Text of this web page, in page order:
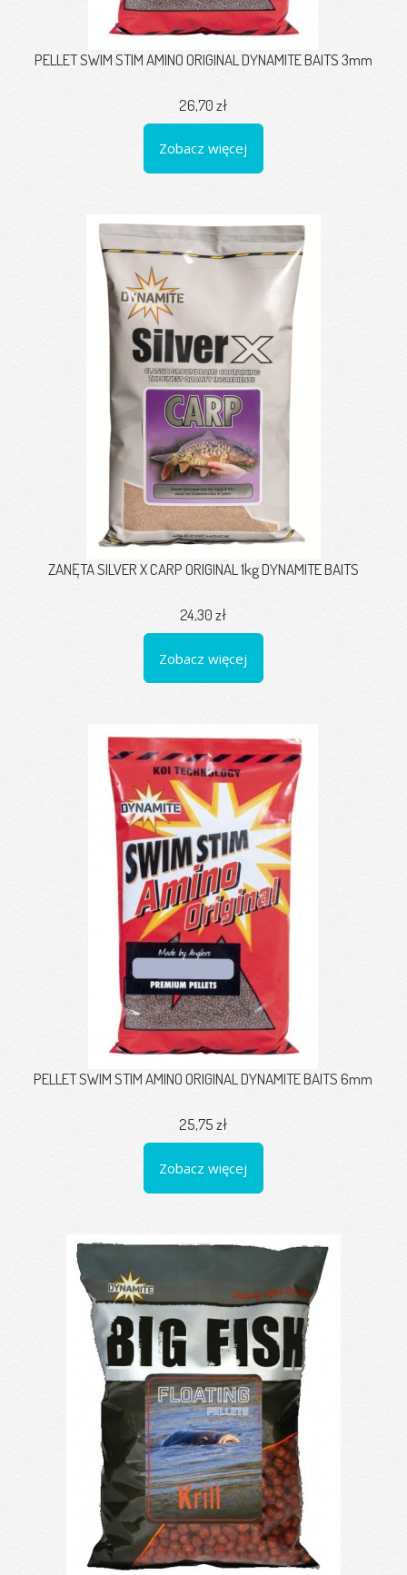
PELLET SWIM STIM AMINO ORIGINAL DYNAMITE BAITS 3mm
26,70 zł
Zobacz więcej
ZANĘTA SILVER X CARP ORIGINAL 1kg DYNAMITE BAITS
24,30 zł
Zobacz więcej
PELLET SWIM STIM AMINO ORIGINAL DYNAMITE BAITS 6mm
25,75 zł
Zobacz więcej